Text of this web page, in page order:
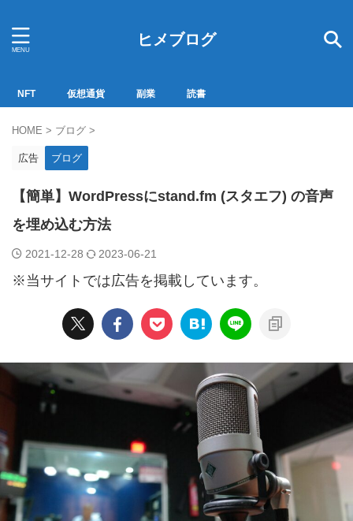
ヒメブログ
NFT 仮想通貨 副業 読書
HOME > ブログ >
広告 ブログ
【簡単】WordPressにstand.fm (スタエフ) の音声
を埋め込む方法
2021-12-28 2023-06-21
※当サイトでは広告を掲載しています。